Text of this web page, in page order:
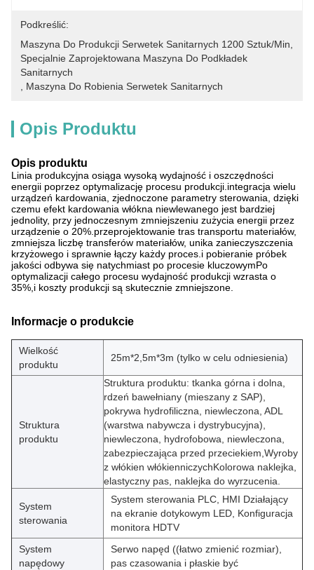
Podkreślić:
Maszyna Do Produkcji Serwetek Sanitarnych 1200 Sztuk/min
Specjalnie Zaprojektowana Maszyna Do Podkładek
Sanitarnych
Maszyna Do Robienia Serwetek Sanitarnych
Opis Produktu
Opis produktu
Linia produkcyjna osiąga wysoką wydajność i oszczędności
energii poprzez optymalizację procesu produkcji.integracja wielu
urządzeń kardowania, zjednoczone parametry sterowania, dzięki
czemu efekt kardowania włókna niewlewanego jest bardziej
jednolity, przy jednoczesnym zmniejszeniu zużycia energii przez
urządzenie o 20%.przeprojektowanie tras transportu materiałów,
zmniejsza liczbę transferów materiałów, unika zanieczyszczenia
krzyżowego i sprawnie łączy każdy proces.i pobieranie próbek
jakości odbywa się natychmiast po procesie kluczowymPo
optymalizacji całego procesu wydajność produkcji wzrasta o
35%,i koszty produkcji są skutecznie zmniejszone.
Informacje o produkcie
Wielkość
produktu
25m*2,5m*3m (tylko w celu odniesienia)
Struktura
produktu
Struktura produktu: tkanka górna i dolna,
rdzeń bawełniany (mieszany z SAP),
pokrywa hydrofiliczna, niewleczona, ADL
(warstwa nabywcza i dystrybucyjna),
niewleczona, hydrofobowa, niewleczona,
zabezpieczająca przed przeciekiem,Wyroby
z włókien włókienniczychKolorowa naklejka,
elastyczny pas, naklejka do wyrzucenia.
System
sterowania
System sterowania PLC, HMI Działający
na ekranie dotykowym LED, Konfiguracja
monitora HDTV
System
napędowy
Serwo napęd ((łatwo zmienić rozmiar),
pas czasowania i płaskie być